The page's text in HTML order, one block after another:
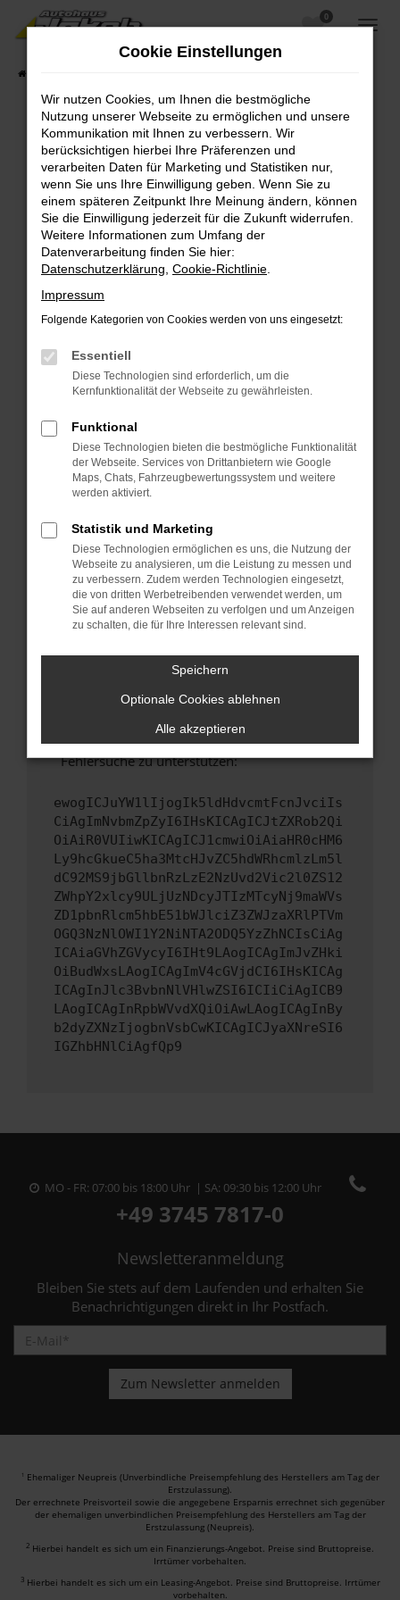
Zum
Hauptinhalt
0
Fehler: Network Error
Beim Laden ist ein Fehler aufgetreten.
Hier sind ein paar Tipps, die dir helfen können:
Überprüfe deine Firewall und deine
Internetverbindung.
Laden andere Webseiten, zum Beispiel deine
Suchmaschine?
Prüfe deine Browsererweiterungen.
Manche Erweiterungen, wie Werbeblocker,
können das Laden bestimmter Seiten
verhindern. Funktioniert die Seite in einem
Fenster?
Starte dein Gerät neu.
Das kann manchmal helfen, vorübergehende
Probleme zu beheben.
Betriebssystem auf dem neuesten Stand
sind.
Veraltete Software birgt nicht nur ein
Sicherheitsrisiko, sondern kann auch dazu
führen, dass bestimmte Funktionen nicht mehr
unterstützt werden.
Wende dich an den Webseitenbetreiber.
Wenn du alle oben genannten Schritte versucht
hast, kontaktiere uns bitte. Wir werden
versuchen, das Problem zu beheben. Du kannst
uns diesen Text schicken, um uns bei der
Fehlersuche zu unterstützen:
ewogICJuYW1lIjogIk5ldHdvcmtFcnJvciIs
CiAgImNvbmZpZyI6IHsKICAgICJtZXRob2Qi
OiAiR0VUIiwKICAgICJ1cmwiOiAiaHR0cHM6
Ly9hcGkueC5ha3MtcHJvZC5hdWRhcmlzLm5l
dC92MS9jbGllbnRzLzE2NzUvd2Vic2l0ZS12
ZWhpY2xlcy9ULjUzNDcyJTIzMTcyNj9maWVs
ZD1pbnRlcm5hbE51bWJlciZ3ZWJzaXRlPTVm
OGQ3NzNlOWI1Y2NiNTA2ODQ5YzZhNCIsCiAg
ICAiaGVhZGVycyI6IHt9LAogICAgImJvZHki
OiBudWxsLAogICAgImV4cGVjdCI6IHsKICAg
ICAgInJlc3BvbnNlVHlwZSI6ICIiCiAgICB9
LAogICAgInRpbWVvdXQiOiAwLAogICAgInBy
b2dyZXNzIjogbnVsbCwKICAgICJyaXNreSI6
IGZhbHNlCiAgfQp9
MO - FR: 07:00 bis 18:00 Uhr | SA: 09:30 bis 12:00 Uhr
+49 3745 7817-0
Newsletteranmeldung
Bleiben Sie stets auf dem Laufenden und erhalten Sie
Benachrichtigungen direkt in Ihr Postfach.
1 Ehemaliger Neupreis (Unverbindliche Preisempfehlung des Herstellers am Tag der
Erstzulassung).
Der errechnete Preisvorteil sowie die angegebene Ersparnis errechnet sich gegenüber
der ehemaligen unverbindlichen Preisempfehlung des Herstellers am Tag der
Erstzulassung (Neupreis).
2 Hierbei handelt es sich um ein Finanzierungs-Angebot. Preise sind Bruttopreise.
Irrtümer vorbehalten.
3 Hierbei handelt es sich um ein Leasing-Angebot. Preise sind Bruttopreise. Irrtümer
vorbehalten.
Cookie Einstellungen
Wir nutzen Cookies, um Ihnen die bestmögliche
Nutzung unserer Webseite zu ermöglichen und unsere
Kommunikation mit Ihnen zu verbessern. Wir
berücksichtigen hierbei Ihre Präferenzen und
verarbeiten Daten für Marketing und Statistiken nur,
wenn Sie uns Ihre Einwilligung geben. Wenn Sie zu
einem späteren Zeitpunkt Ihre Meinung ändern, können
Sie die Einwilligung jederzeit für die Zukunft widerrufen.
Weitere Informationen zum Umfang der
Datenverarbeitung finden Sie hier:
Datenschutzerklärung Cookie-Richtlinie
Impressum
Folgende Kategorien von Cookies werden von uns eingesetzt:
Essentiell
Diese Technologien sind erforderlich, um die
Kernfunktionalität der Webseite zu gewährleisten.
Funktional
Diese Technologien bieten die bestmögliche Funktionalität
der Webseite. Services von Drittanbietern wie Google
Maps, Chats, Fahrzeugbewertungssystem und weitere
werden aktiviert.
Statistik und Marketing
Diese Technologien ermöglichen es uns, die Nutzung der
Webseite zu analysieren, um die Leistung zu messen und
zu verbessern. Zudem werden Technologien eingesetzt,
die von dritten Werbetreibenden verwendet werden, um
Sie auf anderen Webseiten zu verfolgen und um Anzeigen
zu schalten, die für Ihre Interessen relevant sind.
Speichern
Optionale Cookies ablehnen
Alle akzeptieren